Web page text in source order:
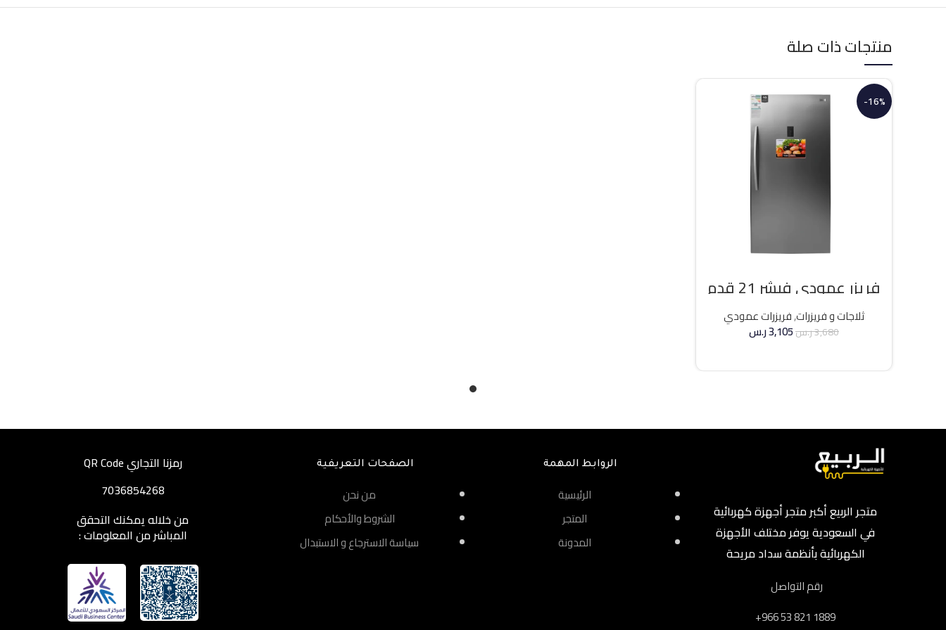
منتجات ذات صلة
-16%
فريزر عمودي فيشر 21 قدم انفرتر – فضي
ثلاجات و فريزرات,فريزرات عمودي
3,680ر.س3,105ر.س
متجر الربيع أكبر متجر أجهزة كهربائية
في السعودية يوفر مختلف الأجهزة
الكهربائية بأنظمة سداد مريحة
رقم التواصل
‎+966 53 821 1889
الروابط المهمة
الرئيسية
المتجر
المدونة
الصفحات التعريفية
من نحن
الشروط والأحكام
سياسة الاسترجاع و الاستبدال
رمزنا التجاري QR Code
7036854268
من خلاله يمكنك التحقق
المباشر من المعلومات :